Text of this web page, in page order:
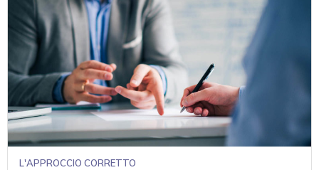
L'APPROCCIO CORRETTO